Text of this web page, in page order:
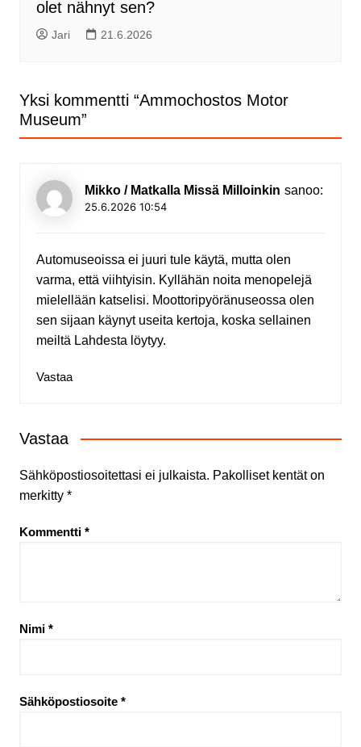
olet nähnyt sen?
Jari 21.6.2026
Yksi kommentti “Ammochostos Motor
Museum”
Mikko / Matkalla Missä Milloinkin sanoo:
25.6.2026 10:54
Automuseoissa ei juuri tule käytä, mutta olen
varma, että viihtyisin. Kyllähän noita menopelejä
mielellään katselisi. Moottoripyöränuseossa olen
sen sijaan käynyt useita kertoja, koska sellainen
meiltä Lahdesta löytyy.
Vastaa
Vastaa
Sähköpostiosoitettasi ei julkaista. Pakolliset kentät on
merkitty *
Kommentti *
Nimi *
Sähköpostiosoite *